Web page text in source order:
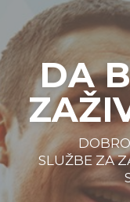
DA
SLUŽBE ZA